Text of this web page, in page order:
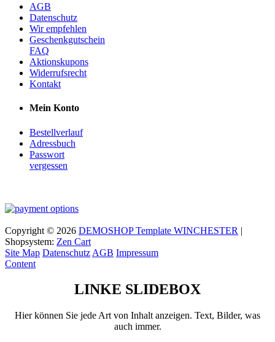
AGB
Datenschutz
Wir empfehlen
Geschenkgutschein
FAQ
Aktionskupons
Widerrufsrecht
Kontakt
Mein Konto
Bestellverlauf
Adressbuch
Passwort
vergessen
Copyright © 2026 DEMOSHOP Template WINCHESTER |
Shopsystem: Zen Cart
Site Map Datenschutz AGB Impressum
Content
LINKE SLIDEBOX
Hier können Sie jede Art von Inhalt anzeigen. Text, Bilder, was
auch immer.